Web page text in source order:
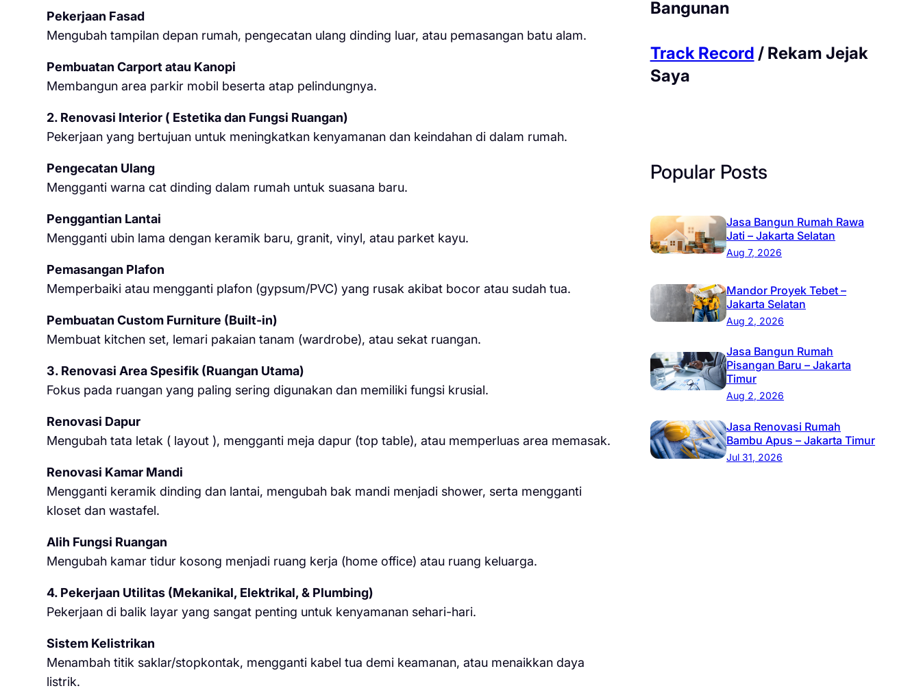
Pekerjaan Fasad
Mengubah tampilan depan rumah, pengecatan ulang dinding luar, atau pemasangan batu alam.
Pembuatan Carport atau Kanopi
Membangun area parkir mobil beserta atap pelindungnya.
2. Renovasi Interior ( Estetika dan Fungsi Ruangan)
Pekerjaan yang bertujuan untuk meningkatkan kenyamanan dan keindahan di dalam rumah.
Pengecatan Ulang
Mengganti warna cat dinding dalam rumah untuk suasana baru.
Penggantian Lantai
Mengganti ubin lama dengan keramik baru, granit, vinyl, atau parket kayu.
Pemasangan Plafon
Memperbaiki atau mengganti plafon (gypsum/PVC) yang rusak akibat bocor atau sudah tua.
Pembuatan Custom Furniture (Built-in)
Membuat kitchen set, lemari pakaian tanam (wardrobe), atau sekat ruangan.
3. Renovasi Area Spesifik (Ruangan Utama)
Fokus pada ruangan yang paling sering digunakan dan memiliki fungsi krusial.
Renovasi Dapur
Mengubah tata letak ( layout ), mengganti meja dapur (top table), atau memperluas area memasak.
Renovasi Kamar Mandi
Mengganti keramik dinding dan lantai, mengubah bak mandi menjadi shower, serta mengganti
kloset dan wastafel.
Alih Fungsi Ruangan
Mengubah kamar tidur kosong menjadi ruang kerja (home office) atau ruang keluarga.
4. Pekerjaan Utilitas (Mekanikal, Elektrikal, & Plumbing)
Pekerjaan di balik layar yang sangat penting untuk kenyamanan sehari-hari.
Sistem Kelistrikan
Menambah titik saklar/stopkontak, mengganti kabel tua demi keamanan, atau menaikkan daya
listrik.
Bangunan
Track Record / Rekam Jejak
Saya
Popular Posts
Jasa Bangun Rumah Rawa
Jati – Jakarta Selatan
Aug 7, 2026
Mandor Proyek Tebet –
Jakarta Selatan
Aug 2, 2026
Jasa Bangun Rumah
Pisangan Baru – Jakarta
Timur
Aug 2, 2026
Jasa Renovasi Rumah
Bambu Apus – Jakarta Timur
Jul 31, 2026